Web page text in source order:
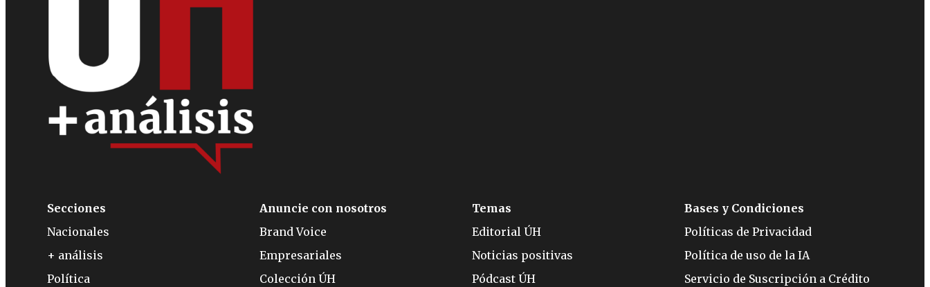
Secciones
Nacionales
+ análisis
Política
Anuncie con nosotros
Brand Voice
Empresariales
Colección ÚH
Temas
Editorial ÚH
Noticias positivas
Pódcast ÚH
Bases y Condiciones
Políticas de Privacidad
Política de uso de la IA
Servicio de Suscripción a Crédito